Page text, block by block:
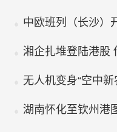
中欧班列（长沙）
湘企扎堆登陆港股
无人机变身“空中
湖南怀化至钦州港